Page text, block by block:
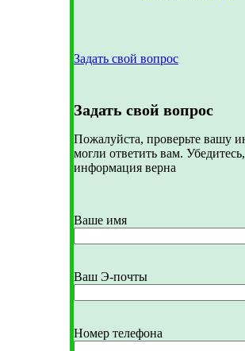
Задать свой вопрос
Задать свой вопрос
Пожалуйста, проверьте вашу
могли ответить вам.
информация верна
Ваше имя
Ваш Э-почты
Номер телефона